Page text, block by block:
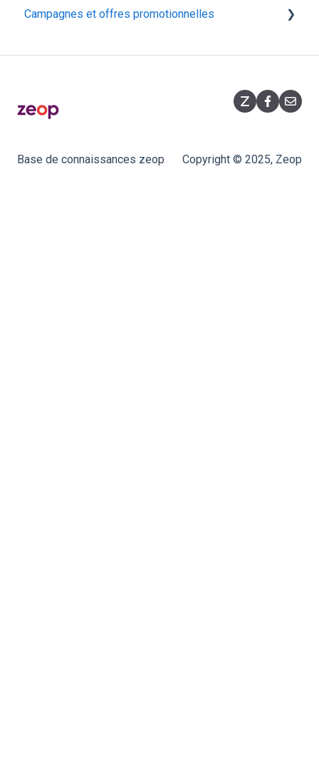
MyInnBox
Huawei F50
Présentation
Équipement
Campagnes et offres promotionnelles
Base de connaissances zeop Copyright © 2025, Zeop